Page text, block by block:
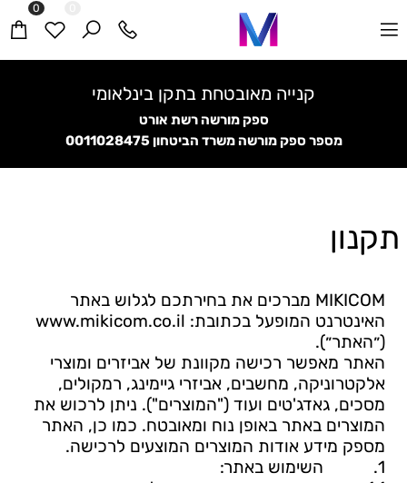
קנייה מאובטחת בתקן בינלאומי
ספק מורשה רשת אורט
מספר ספק מורשה משרד הביטחון0011028475
0
תקנון
MIKICOM מברכים את בחירתכם לגלוש באתר
האינטרנט המופעל בכתובת: www.mikicom.co.il
(״האתר״).
האתר מאפשר רכישה מקוונת של אביזרים ומוצרי
אלקטרוניקה, מחשבים, אביזרי גיימינג, רמקולים,
מסכים, גאדג'טים ועוד ("המוצרים"). ניתן לרכוש את
המוצרים באתר באופן נוח ומאובטח. כמו כן, האתר
מספק מידע אודות המוצרים המוצעים לרכישה.
1.
השימוש באתר: